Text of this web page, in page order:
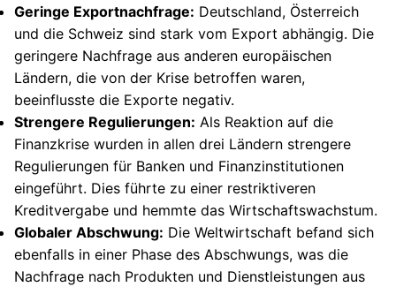
Geringe Exportnachfrage: Deutschland, Österreich
und die Schweiz sind stark vom Export abhängig. Die
geringere Nachfrage aus anderen europäischen
Ländern, die von der Krise betroffen waren,
beeinflusste die Exporte negativ.
Strengere Regulierungen: Als Reaktion auf die
Finanzkrise wurden in allen drei Ländern strengere
Regulierungen für Banken und Finanzinstitutionen
eingeführt. Dies führte zu einer restriktiveren
Kreditvergabe und hemmte das Wirtschaftswachstum.
Globaler Abschwung: Die Weltwirtschaft befand sich
ebenfalls in einer Phase des Abschwungs, was die
Nachfrage nach Produkten und Dienstleistungen aus